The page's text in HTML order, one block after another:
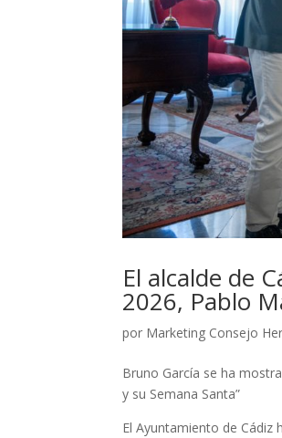
El alcalde de
2026, Pablo
por Marketing Consejo
Bruno García se ha
y su Semana Santa”
El Ayuntamiento de Cádiz